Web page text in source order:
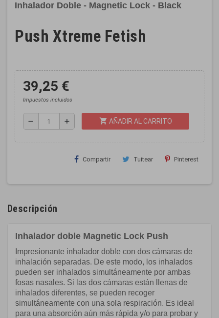
Inhalador Doble - Magnetic Lock - Black
Push Xtreme Fetish
39,25 €
Impuestos incluidos
remove add shopping_cart AÑADIR AL CARRITO
Compartir Tuitear Pinterest
Descripción
Inhalador doble Magnetic Lock Push
Impresionante inhalador doble con dos cámaras de
inhalación separadas. De este modo, los inhalados
pueden ser inhalados simultáneamente por ambas
fosas nasales. Si las dos cámaras están llenas de
inhalados diferentes, se pueden recoger
simultáneamente con una sola respiración. Es ideal
para una absorción aún más rápida y/o para probar y